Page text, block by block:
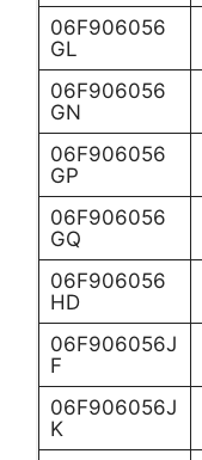
06F906056
GL
06F906056
GN
06F906056
GP
06F906056
GQ
06F906056
HD
06F906056J
F
06F906056J
K